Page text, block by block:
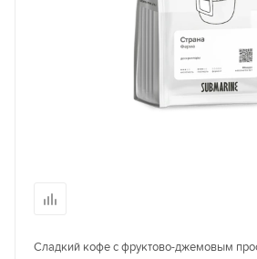
Сладкий кофе с фруктово-джемовым